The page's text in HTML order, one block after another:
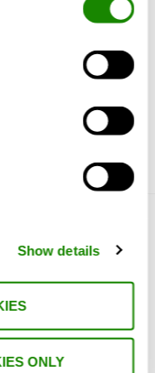
Show details
ONLY